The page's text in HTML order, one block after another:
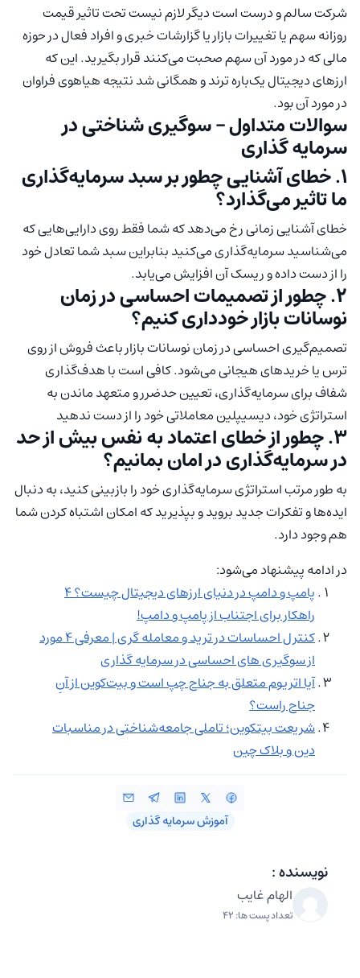
شرکت سالم و درست است دیگر لازم نیست تحت تاثیر قیمت
روزانه سهم یا تغییرات بازار یا گزارشات خبری و افراد فعال در حوزه
مالی که در مورد آن سهم صحبت می‌کنند قرار بگیرید. این که
ارزهای دیجیتال یک‌باره ترند و همگانی شد نتیجه هیاهوی فراوان
در مورد آن بود.
سوالات متداول – سوگیری شناختی در
سرمایه گذاری
۱. خطای آشنایی چطور بر سبد سرمایه‌گذاری
ما تاثیر می‌گذارد؟
خطای آشنایی زمانی رخ می‌دهد که شما فقط روی دارایی‌هایی که
می‌شناسید سرمایه‌گذاری می‌کنید بنابراین سبد شما تعادل خود
را از دست داده و ریسک آن افزایش می‌یابد.
۲. چطور از تصمیمات احساسی در زمان
نوسانات بازار خودداری کنیم؟
تصمیم‌گیری احساسی در زمان نوسانات بازار باعث فروش از روی
ترس یا خریدهای هیجانی می‌شود. کافی است با هدف‌گذاری
شفاف برای سرمایه‌گذاری، تعیین حدضرر و متعهد ماندن به
استراتژی خود، دیسیپلین معاملاتی خود را از دست ندهید
۳. چطور از خطای اعتماد‌ به نفس بیش از حد
در سرمایه‌گذاری در امان بمانیم؟
به طور مرتب استراتژی سرمایه‌گذاری خود را بازبینی کنید، به دنبال
ایده‌ها و تفکرات جدید بروید و بپذیرید که امکان اشتباه کردن شما
هم وجود دارد.
در ادامه پیشنهاد می‌شود:
پامپ و دامپ در دنیای ارزهای دیجیتال چیست؟ ۴
راهکار برای اجتناب از پامپ و دامپ!
کنترل احساسات در ترید و معامله گری | معرفی 4 مورد
از سوگیری های احساسی در سرمایه گذاری
آیا اتریوم متعلق به جناح چپ است و بیت‌کوین از آنِ
جناح راست؟
شریعت بیتکوین؛ تاملی جامعه‌شناختی در مناسبات
دین و بلاک‌ چین
آموزش سرمایه گذاری
نویسنده :
الهام غایب
تعداد پست ها: 42